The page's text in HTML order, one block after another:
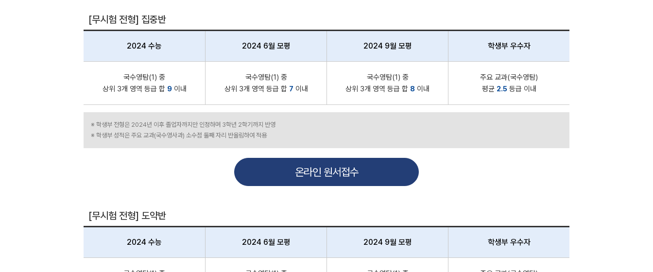
[무시험 전형] 집중반
2024 수능 2024 6월 모평 2024 9월 모평 학생부 우수자
국수영탐(1) 중
상위 3개 영역 등급 합 9이내
국수영탐(1) 중
상위 3개 영역 등급 합 7 이내
국수영탐(1) 중
상위 3개 영역 등급 합 8 이내
주요 교과(국수영탐)
평균 2.5등급 이내
※ 학생부 전형은 2024년 이후 졸업자까지만 인정하며 3학년 2학기까지 반영
※ 학생부 성적은 주요 교과(국수영사과) 소수점 둘째 자리 반올림하여 적용
온라인 원서접수
[무시험 전형] 도약반
2024 수능 2024 6월 모평 2024 9월 모평 학생부 우수자